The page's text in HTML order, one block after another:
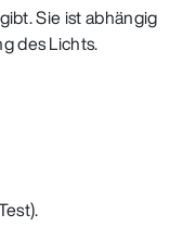
Sie ist abhängig
des Lichts.